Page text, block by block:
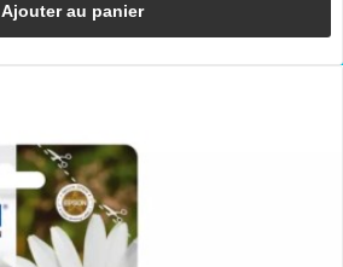
Ajouter au panier